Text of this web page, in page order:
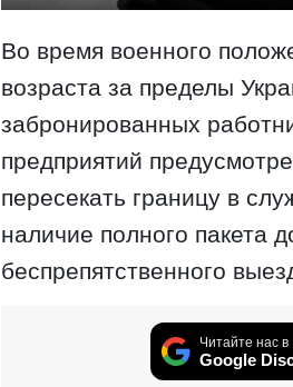
Во время военного
возраста за пределы
забронированных
предприятий
пересекать границу в
наличие полного пакета
беспрепятственного
Читайте нас в
Google